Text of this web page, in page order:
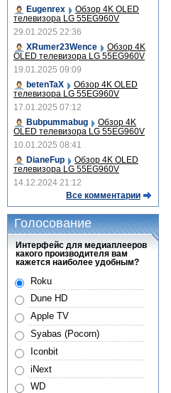
Eugenrex
Обзор 4K OLED
телевизора LG 55EG960V
29.01.2025 22:36
XRumer23Wence
Обзор 4K
OLED телевизора LG 55EG960V
19.01.2025 09:09
betenTaX
Обзор 4K OLED
телевизора LG 55EG960V
17.01.2025 07:12
Bubpummabug
Обзор 4K
OLED телевизора LG 55EG960V
10.01.2025 08:41
DianeFup
Обзор 4K OLED
телевизора LG 55EG960V
14.12.2024 21:12
Все комментарии
Голосование
Интерфейс для медиаплееров
какого производителя вам
кажется наиболее удобным?
Roku
Dune HD
Apple TV
Syabas (Pocorn)
Iconbit
iNext
WD